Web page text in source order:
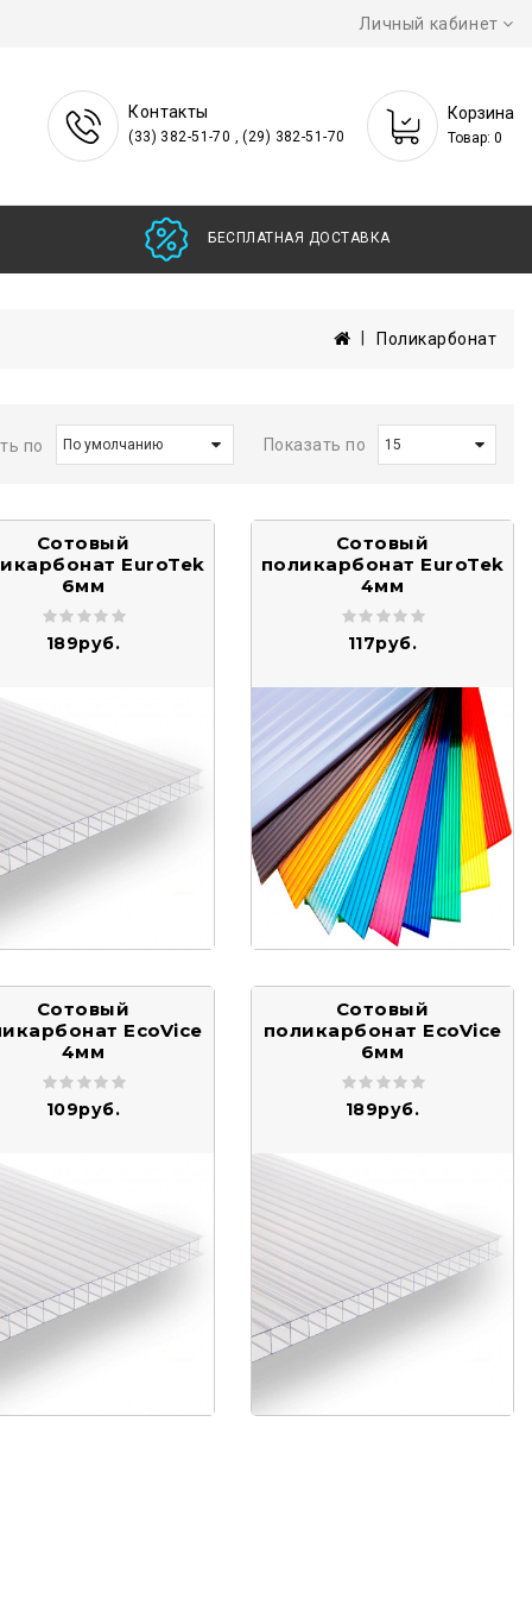
Личный кабинет
Контакты
(33) 382-51-70 , (29) 382-51-70
Корзина
Товар: 0
БЕСПЛАТНАЯ ДОСТА
Поликарбонат
по Показать по
Сотовый
EuroTek
6мм
189руб.
Сотовый
поликарбонат EuroTek
4мм
117руб.
Сотовый
EcoVice
4мм
109руб.
Сотовый
поликарбонат EcoVice
6мм
189руб.